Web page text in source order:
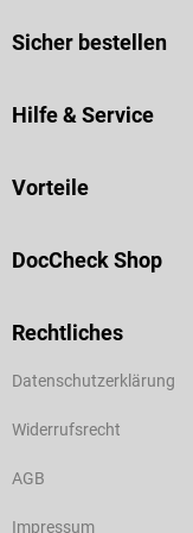
Sicher bestellen
Hilfe & Service
Vorteile
DocCheck Shop
Rechtliches
Datenschutzerklärung
Widerrufsrecht
AGB
Impressum